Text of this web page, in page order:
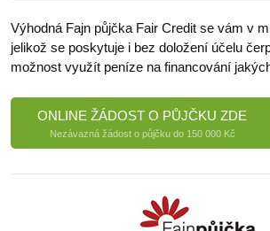
Výhodná Fajn půjčka Fair Credit se vám v
jelikož se poskytuje i bez doložení účelu
možnost využít peníze na financování
ONLINE ŽÁDOST O PŮJČKU ZDE
Nezávazná žádost o půjčku do 150 000 Kč